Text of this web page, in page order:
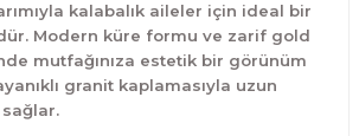
kalabalık aileler için ideal bir
Modern küre formu ve zarif gold
mutfağınıza estetik bir görünüm
granit kaplamasıyla uzun